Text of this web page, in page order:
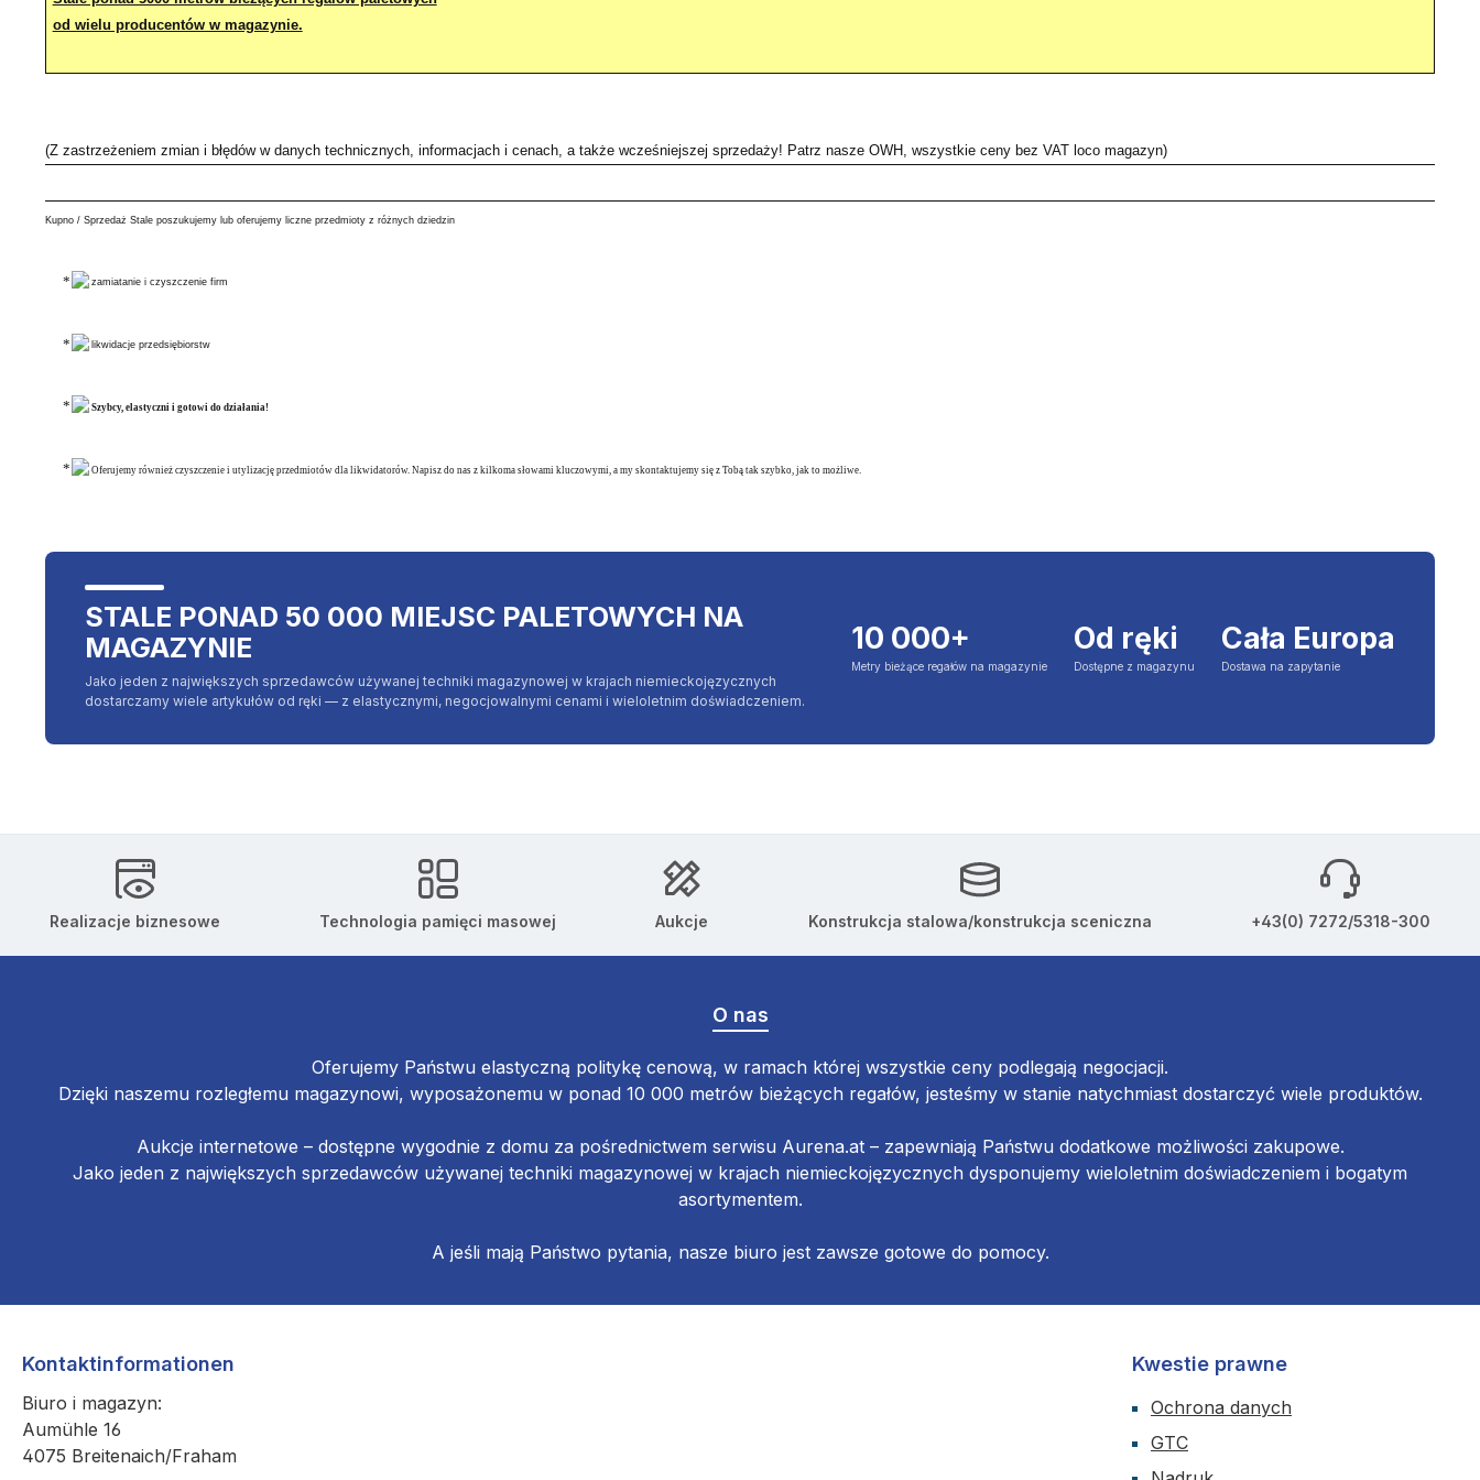
od wielu producentów w magazynie.
(Z zastrzeżeniem zmian i błędów w danych technicznych, informacjach i cenach, a także wcześniejszej sprzedaży! Patrz nasze OWH, wszystkie ceny bez VAT loco magazyn)
Kupno / Sprzedaż Stale poszukujemy lub oferujemy liczne przedmioty z różnych dziedzin
zamiatanie i czyszczenie firm
likwidacje przedsiębiorstw
Szybcy, elastyczni i gotowi do działania!
Oferujemy również czyszczenie i utylizację przedmiotów dla likwidatorów. Napisz do nas z kilkoma słowami kluczowymi, a my skontaktujemy się z Tobą tak szybko, jak to możliwe.
STALE PONAD 50 000 MIEJSC PALETOWYCH NA
MAGAZYNIE
Jako jeden z największych sprzedawców używanej techniki magazynowej w krajach niemieckojęzycznych
dostarczamy wiele artykułów od ręki — z elastycznymi, negocjowalnymi cenami i wieloletnim doświadczeniem.
10 000+
Metry bieżące regałów na magazynie
Od ręki
Dostępne z magazynu
Cała Europa
Dostawa na zapytanie
Realizacje biznesowe Technologia pamięci masowej Aukcje Konstrukcja stalowa/konstrukcja sceniczna +43(0) 7272/5318-300
O nas
Oferujemy Państwu elastyczną politykę cenową, w ramach której wszystkie ceny podlegają negocjacji.
Dzięki naszemu rozległemu magazynowi, wyposażonemu w ponad 10 000 metrów bieżących regałów, jesteśmy w stanie natychmiast dostarczyć wiele produktów.
Aukcje internetowe – dostępne wygodnie z domu za pośrednictwem serwisu Aurena.at – zapewniają Państwu dodatkowe możliwości zakupowe.
Jako jeden z największych sprzedawców używanej techniki magazynowej w krajach niemieckojęzycznych dysponujemy wieloletnim doświadczeniem i bogatym
asortymentem.
A jeśli mają Państwo pytania, nasze biuro jest zawsze gotowe do pomocy.
Kontaktinformationen
Biuro i magazyn:
Aumühle 16
4075 Breitenaich/Fraham
Kwestie prawne
Ochrona danych
GTC